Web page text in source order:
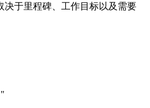
决于里程碑、工作目标以及需要